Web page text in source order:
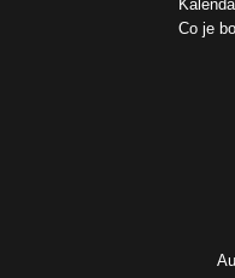
Co je